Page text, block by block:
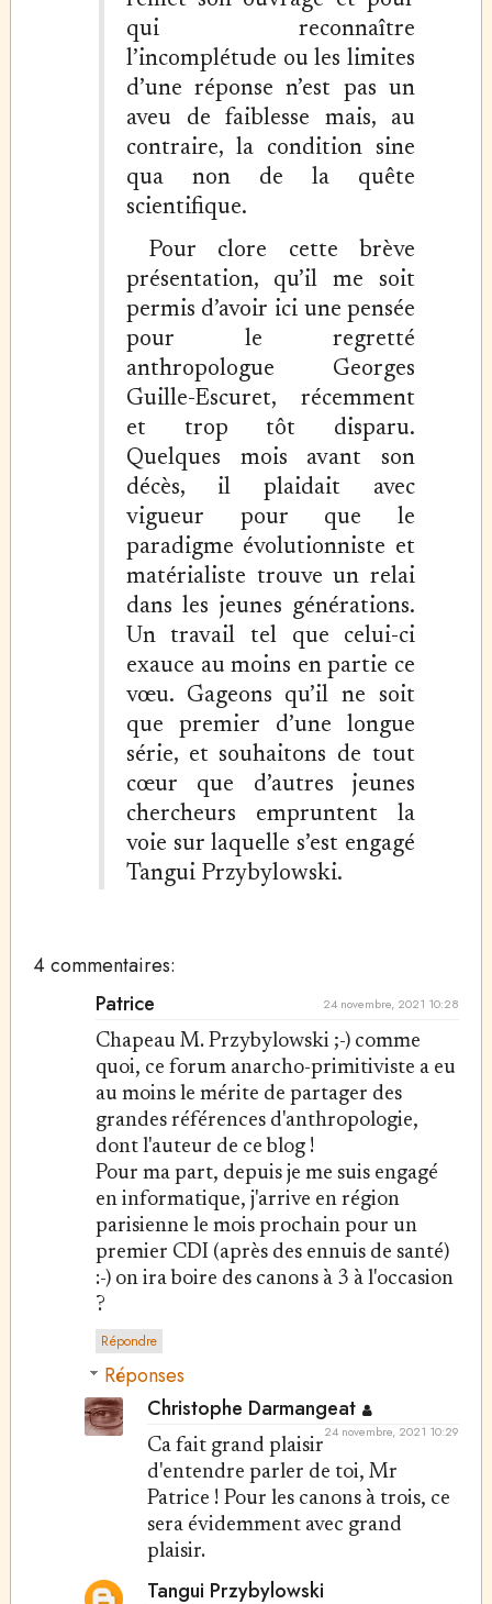
qui reconnaître
l’incomplétude ou les limites
d’une réponse n’est pas un
aveu de faiblesse mais, au
contraire, la condition sine
qua non de la quête
scientifique.
Pour clore cette brève
présentation, qu’il me soit
permis d’avoir ici une pensée
pour le regretté
anthropologue Georges
Guille-Escuret, récemment
et trop tôt disparu.
Quelques mois avant son
décès, il plaidait avec
vigueur pour que le
paradigme évolutionniste et
matérialiste trouve un relai
dans les jeunes générations.
Un travail tel que celui-ci
exauce au moins en partie ce
vœu. Gageons qu’il ne soit
que premier d’une longue
série, et souhaitons de tout
cœur que d’autres jeunes
chercheurs empruntent la
voie sur laquelle s’est engagé
Tangui Przybylowski.
4 commentaires:
Patrice
24 novembre, 2021 10:28
Chapeau M. Przybylowski ;-) comme
quoi, ce forum anarcho-primitiviste a eu
au moins le mérite de partager des
grandes références d'anthropologie,
dont l'auteur de ce blog !
Pour ma part, depuis je me suis engagé
en informatique, j'arrive en région
parisienne le mois prochain pour un
premier CDI (après des ennuis de santé)
:-) on ira boire des canons à 3 à l'occasion
?
Répondre
Réponses
Christophe Darmangeat
24 novembre, 2021 10:29
Ca fait grand plaisir
d'entendre parler de toi, Mr
Patrice ! Pour les canons à trois, ce
sera évidemment avec grand
plaisir.
Tangui Przybylowski